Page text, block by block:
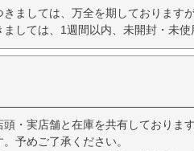
きましては、万全を期しております
しては、1週間以内、未開封・未使
頭・実店舗と在庫を共有しておりま
予めご了承ください。